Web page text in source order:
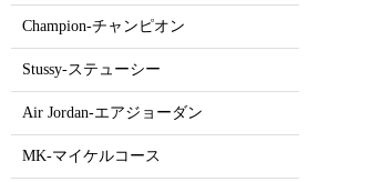
Champion-チャンピオン
Stussy-ステューシー
Air Jordan-エアジョーダン
MK-マイケルコース